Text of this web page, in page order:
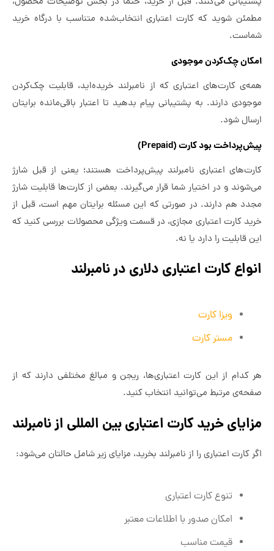
مطمئن شوید که کارت اعتباری انتخاب‌شده متناسب با درگاه خرید
شماست.
امکان چک‌کردن موجودی
همه‌ی کارت‌های اعتباری که از نامبرلند خریده‌اید، قابلیت چک‌کردن
موجودی دارند. به پشتیبانی پیام بدهید تا اعتبار باقی‌مانده برایتان
ارسال شود.
پیش‌پرداخت بود کارت (Prepaid)
کارت‌های اعتباری نامبرلند پیش‌پرداخت هستند؛‌ یعنی از قبل شارژ
می‌شوند و در اختیار شما قرار می‌گیرند. بعضی از کارت‌ها قابلیت شارژ
مجدد هم دارند. در صورتی که این مسئله برایتان مهم است، قبل از
خرید کارت اعتباری مجازی، در قسمت ویژگی محصولات بررسی کنید که
این قابلیت را دارد یا نه.
انواع کارت اعتباری دلاری در نامبرلند
ویزا کارت
مستر کارت
هر کدام از این کارت اعتباری‌ها، ریجن و مبالغ مختلفی دارند که از
صفحه‌ی مرتبط می‌توانید انتخاب کنید.
مزایای خرید کارت اعتباری بین المللی از نامبرلند
اگر کارت اعتباری را از نامبرلند بخرید، مزایای زیر شامل حالتان می‌شود:
تنوع کارت اعتباری
امکان صدور با اطلاعات معتبر
قیمت مناسب